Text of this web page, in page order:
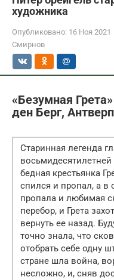
художника
Опубликовано: 16 Ноя 2021
Смирнов
«Безумная
ден Берг,
Старинная легенда
бедная крестьянка
спился и пропал, а в
пропала и любимая
перебор, и Грета
вернуть ее назад.
точно знала, что
отобрать себе одну
стране шла война,
несложно, и, сняв